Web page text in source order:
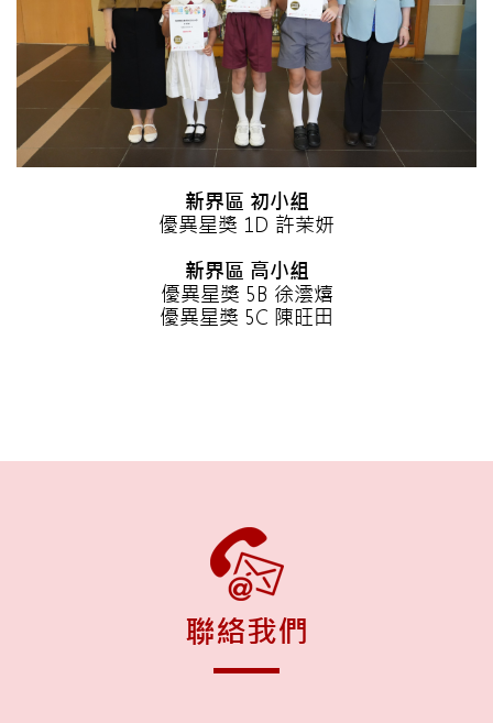
新界區 初小組
優異星獎 1D 許茉妍
新界區 高小組
優異星獎 5B 徐澐熺
優異星獎 5C 陳旺田
聯絡我們